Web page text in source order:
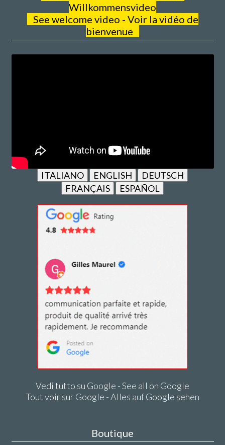
Willkommensvideo
See welcome video - Voir la vidéo de
bienvenue
ITALIANO ENGLISH
DEUTSCH
FRANÇAIS
ESPAÑOL
Vedi tutto su Google - See all on Google
Tout voir sur Google - Alles auf Google sehen
Boutique